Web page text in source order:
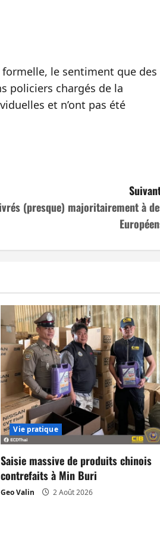
le sentiment que des
policiers chargés de la
et n’ont pas été
(presque) majoritairement à
Vie pratique
Saisie massive de produits chinois
contrefaits à Min Buri
Geo Valin 2 Août 2026